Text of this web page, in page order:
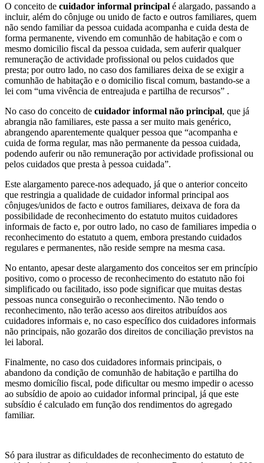
O conceito de cuidador informal principal é alargado, passando a
incluir, além do cônjuge ou unido de facto e outros familiares, quem
não sendo familiar da pessoa cuidada acompanha e cuida desta de
forma permanente, vivendo em comunhão de habitação e com o
mesmo domicilio fiscal da pessoa cuidada, sem auferir qualquer
remuneração de actividade profissional ou pelos cuidados que
presta; por outro lado, no caso dos familiares deixa de se exigir a
comunhão de habitação e o domicilio fiscal comum, bastando-se a
lei com “uma vivência de entreajuda e partilha de recursos” .
No caso do conceito de cuidador informal não principal, que já
abrangia não familiares, este passa a ser muito mais genérico,
abrangendo aparentemente qualquer pessoa que “acompanha e
cuida de forma regular, mas não permanente da pessoa cuidada,
podendo auferir ou não remuneração por actividade profissional ou
pelos cuidados que presta à pessoa cuidada”.
Este alargamento parece-nos adequado, já que o anterior conceito
que restringia a qualidade de cuidador informal principal aos
cônjuges/unidos de facto e outros familiares, deixava de fora da
possibilidade de reconhecimento do estatuto muitos cuidadores
informais de facto e, por outro lado, no caso de familiares impedia o
reconhecimento do estatuto a quem, embora prestando cuidados
regulares e permanentes, não reside sempre na mesma casa.
No entanto, apesar deste alargamento dos conceitos ser em princípio
positivo, como o processo de reconhecimento do estatuto não foi
simplificado ou facilitado, isso pode significar que muitas destas
pessoas nunca conseguirão o reconhecimento. Não tendo o
reconhecimento, não terão acesso aos direitos atribuídos aos
cuidadores informais e, no caso específico dos cuidadores informais
não principais, não gozarão dos direitos de conciliação previstos na
lei laboral.
Finalmente, no caso dos cuidadores informais principais, o
abandono da condição de comunhão de habitação e partilha do
mesmo domicílio fiscal, pode dificultar ou mesmo impedir o acesso
ao subsídio de apoio ao cuidador informal principal, já que este
subsídio é calculado em função dos rendimentos do agregado
familiar.
Só para ilustrar as dificuldades de reconhecimento do estatuto de